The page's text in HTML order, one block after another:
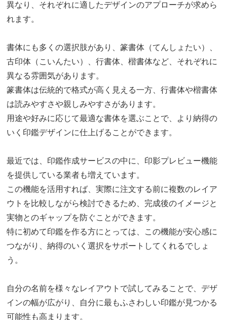
異なり、それぞれに適したデザインのアプローチが求めら
れます。
書体にも多くの選択肢があり、篆書体（てんしょたい）、
古印体（こいんたい）、行書体、楷書体など、それぞれに
異なる雰囲気があります。
篆書体は伝統的で格式が高く見える一方、行書体や楷書体
は読みやすさや親しみやすさがあります。
用途や好みに応じて最適な書体を選ぶことで、より納得の
いく印鑑デザインに仕上げることができます。
最近では、印鑑作成サービスの中に、印影プレビュー機能
を提供している業者も増えています。
この機能を活用すれば、実際に注文する前に複数のレイア
ウトを比較しながら検討できるため、完成後のイメージと
実物とのギャップを防ぐことができます。
特に初めて印鑑を作る方にとっては、この機能が安心感に
つながり、納得のいく選択をサポートしてくれるでしょ
う。
自分の名前を様々なレイアウトで試してみることで、デザ
インの幅が広がり、自分に最もふさわしい印鑑が見つかる
可能性も高まります。